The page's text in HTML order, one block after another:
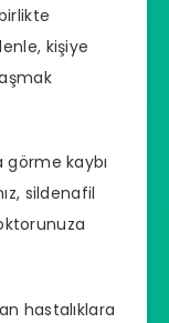
kişiye
kaybı
sildenafil
hastalıklara